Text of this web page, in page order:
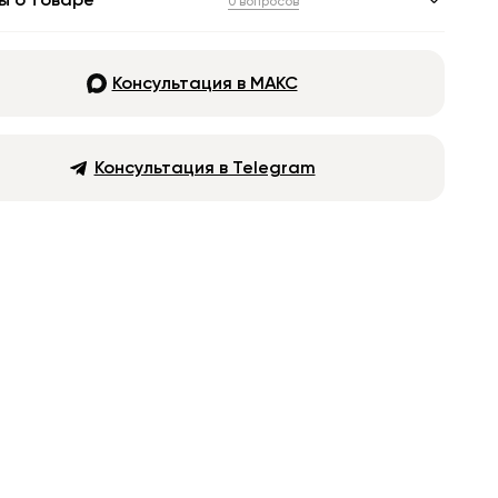
Консультация в МАКС
Консультация в Telegram